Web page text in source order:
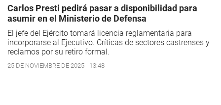
Carlos Presti pedirá pasar a disponibilidad para
asumir en el Ministerio de Defensa
El jefe del Ejército tomará licencia reglamentaria para
incorporarse al Ejecutivo. Críticas de sectores castrenses y
reclamos por su retiro formal.
25 DE NOVIEMBRE DE 2025 - 13:48